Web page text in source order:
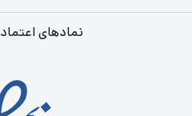
نمادهای اعتماد